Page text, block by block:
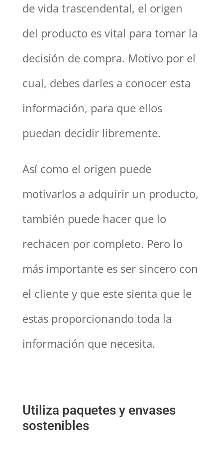
de vida trascendental, el origen
del producto es vital para tomar la
decisión de compra. Motivo por el
cual, debes darles a conocer esta
información, para que ellos
puedan decidir libremente.
Así como el origen puede
motivarlos a adquirir un producto,
también puede hacer que lo
rechacen por completo. Pero lo
más importante es ser sincero con
el cliente y que este sienta que le
estas proporcionando toda la
información que necesita.
Utiliza paquetes y envases
sostenibles